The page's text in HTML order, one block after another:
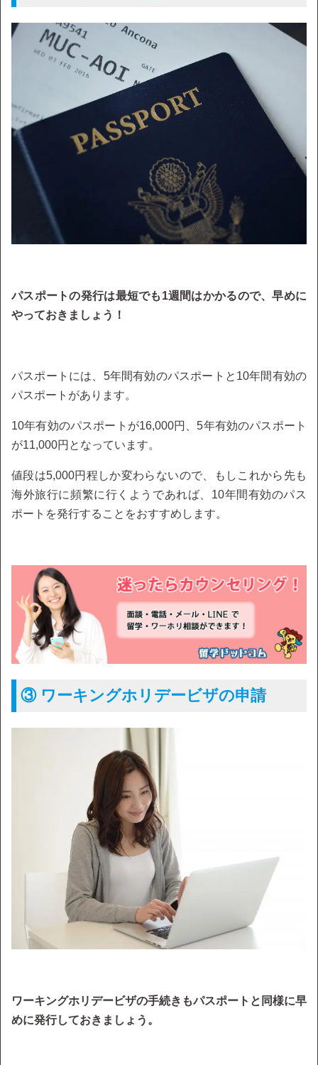
パスポートの発行は最短でも1週間はかかるので、早めに
やっておきましょう！
パスポートには、5年間有効のパスポートと10年間有効の
パスポートがあります。
10年有効のパスポートが16,000円、5年有効のパスポート
が11,000円となっています。
値段は5,000円程しか変わらないので、もしこれから先も
海外旅行に頻繁に行くようであれば、10年間有効のパス
ポートを発行することをおすすめします。
③ ワーキングホリデービザの申請
ワーキングホリデービザの手続きもパスポートと同様に早
めに発行しておきましょう。